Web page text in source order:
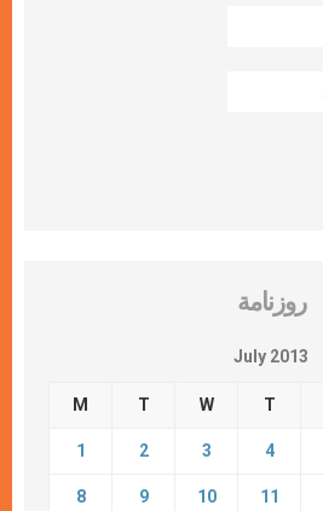
روزنامة
July 2013
M T W T
1 2 3 4
8 9 10 11